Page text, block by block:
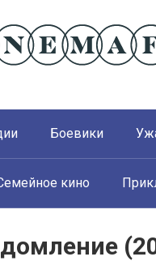
Боевики
кино